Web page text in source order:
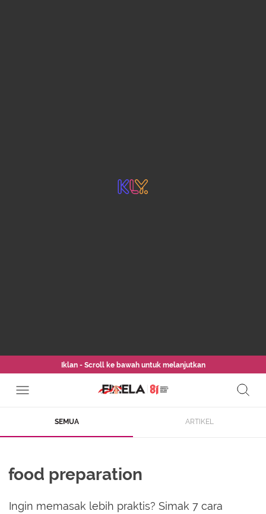
Iklan - Scroll ke bawah untuk melanjutkan
SEMUA ARTIKEL
food preparation
Ingin memasak lebih praktis? Simak 7 cara